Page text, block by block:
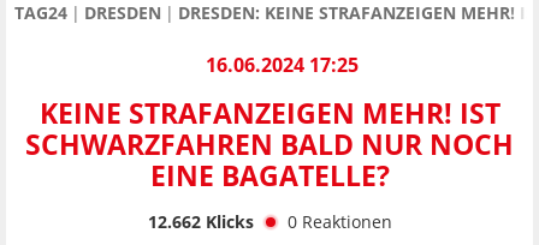
TAG24 DRESDEN DRESDEN: KEINE STRAFANZEIGEN MEHR!
16.06.2024 17:25
KEINE STRAFANZEIGEN MEHR! IST
SCHWARZFAHREN BALD NUR NOCH
EINE BAGATELLE?
12.662Klicks 0 Reaktionen